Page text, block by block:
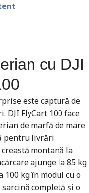
cu DJI
este captură de
DJI FlyCart 100 face
de marfă de mare
pentru livrări
montană la
ajunge la 85 kg
100 kg în modul cu o
completă și o